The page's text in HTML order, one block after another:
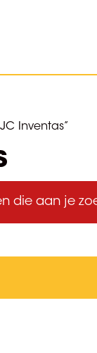
Inventas”
die aan je